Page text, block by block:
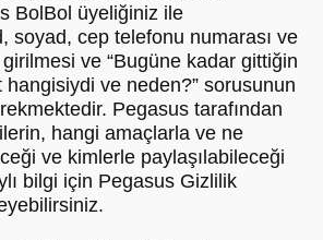
BolBol üyeliğiniz ile
soyad, cep telefonu numarası ve
ve “Bugüne kadar gittiğin
ve neden?” sorusunun
Pegasus tarafından
hangi amaçlarla ve ne
ve kimlerle paylaşılabileceği
bilgi için Pegasus Gizlilik